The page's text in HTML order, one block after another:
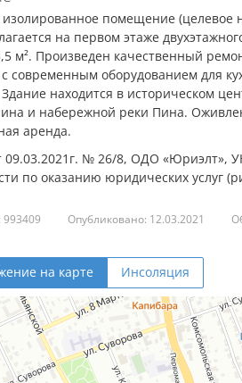
изолированное помещение
на первом этаже
м². Произведен качественный
современным оборудованием для
находится в историческом
и набережной реки Пина.
аренда.
09.03.2021г. № 26/8, ОДО «Юриэлт»,
по оказанию юридических услуг
993409 Опубликовано: 12.03.2021
на карте Инсоляция